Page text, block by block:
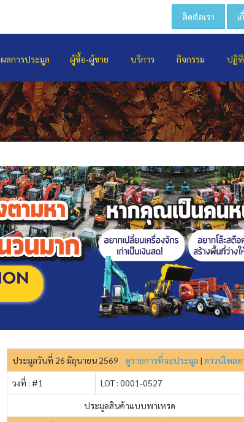
ติดต่อเรา เ
ผลการประมูล ผู้ซื้อ-ผู้ขาย บริการ กิจกรรม ปฏิ
ประมูลวันที่ 26 มิถุนายน 2569 ดูรายการที่จะประมูล | ดาวน์โหลด
วงที่ : #1 LOT : 0001-0527
ประมูลสินค้าแบบพาเหรด